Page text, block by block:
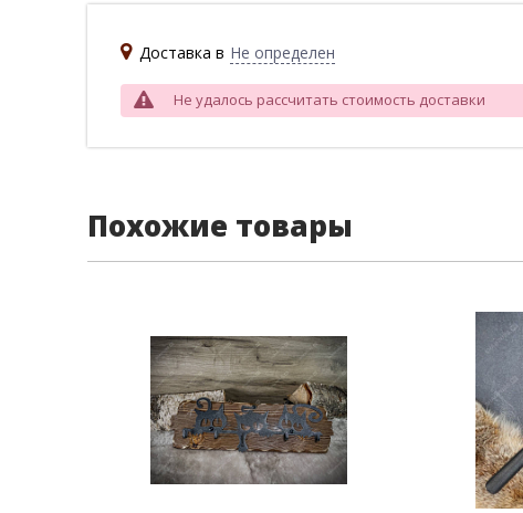
Доставка в Не определен
Не удалось рассчитать стоимость доставки
Похожие товары